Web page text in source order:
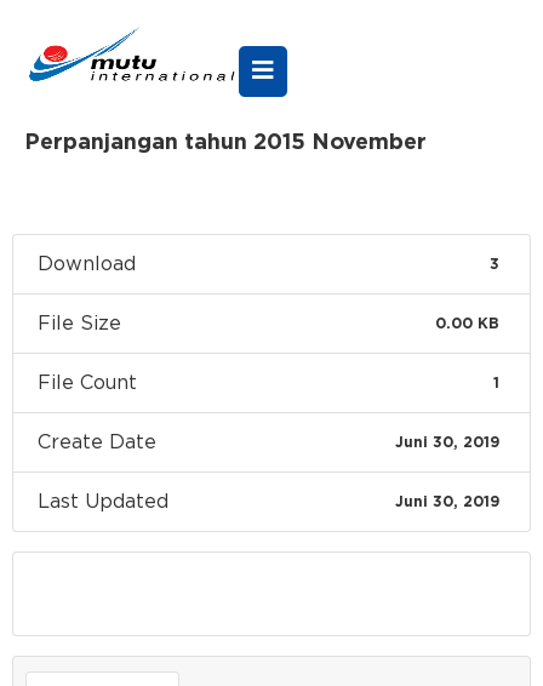
Perpanjangan tahun 2015 November
Download 3
File Size 0.00 KB
File Count 1
Create Date Juni 30, 2019
Last Updated Juni 30, 2019